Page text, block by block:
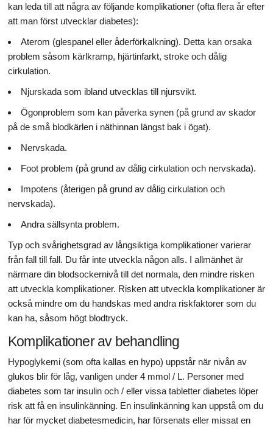
kan leda till att några av följande komplikationer (ofta flera år efter
att man först utvecklar diabetes):
Aterom (glespanel eller åderförkalkning). Detta kan orsaka
problem såsom kärlkramp, hjärtinfarkt, stroke och dålig
cirkulation.
Njurskada som ibland utvecklas till njursvikt.
Ögonproblem som kan påverka synen (på grund av skador
på de små blodkärlen i näthinnan längst bak i ögat).
Nervskada.
Foot problem (på grund av dålig cirkulation och nervskada).
Impotens (återigen på grund av dålig cirkulation och
nervskada).
Andra sällsynta problem.
Typ och svårighetsgrad av långsiktiga komplikationer varierar
från fall till fall. Du får inte utveckla någon alls. I allmänhet är
närmare din blodsockernivå till det normala, den mindre risken
att utveckla komplikationer. Risken att utveckla komplikationer är
också mindre om du handskas med andra riskfaktorer som du
kan ha, såsom högt blodtryck.
Komplikationer av behandling
Hypoglykemi (som ofta kallas en hypo) uppstår när nivån av
glukos blir för låg, vanligen under 4 mmol / L. Personer med
diabetes som tar insulin och / eller vissa tabletter diabetes löper
risk att få en insulinkänning. En insulinkänning kan uppstå om du
har för mycket diabetesmedicin, har försenats eller missat en